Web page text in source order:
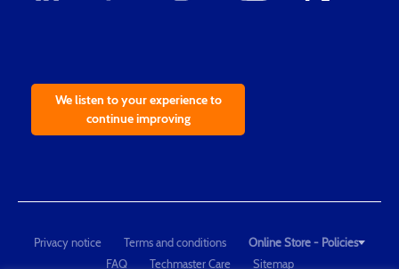
We listen to your experience to
continue improving
Privacy notice Terms and conditions
Online Store - Policies
FAQ
Techmaster Care Sitemap